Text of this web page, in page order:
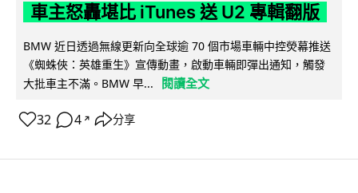
車主怒轟堪比 iTunes 送 U2 專輯翻版
BMW 近日透過無線更新向全球逾 70 個市場車輛中控熒幕推送
《蜘蛛俠：英雄重生》宣傳動畫，啟動車輛即彈出通知，觸發
大批車主不滿。BMW 早...
閱讀全文
32 4 ↗ 分享